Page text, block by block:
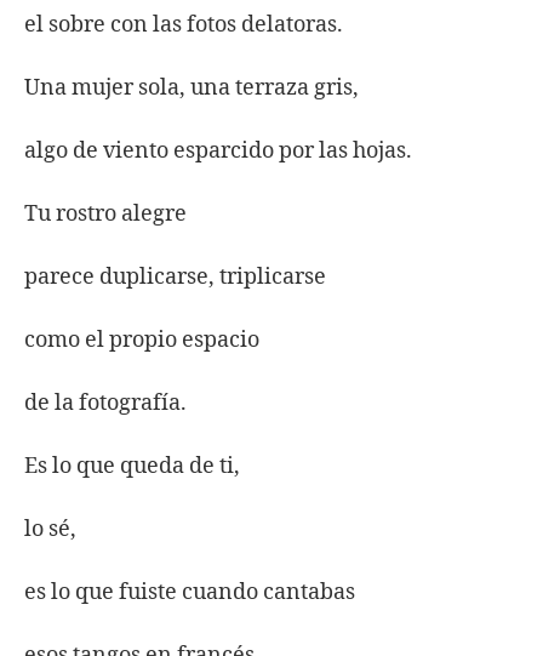
el sobre con las fotos delatoras.
Una mujer sola, una terraza gris,
algo de viento esparcido por las hojas.
Tu rostro alegre
parece duplicarse, triplicarse
como el propio espacio
de la fotografía.
Es lo que queda de ti,
lo sé,
es lo que fuiste cuando cantabas